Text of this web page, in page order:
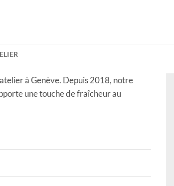
à Genève. Depuis 2018, notre
une touche de fraîcheur au